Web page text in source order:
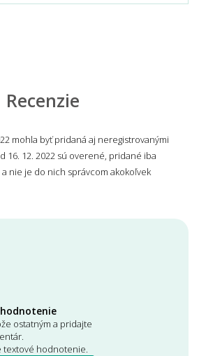
Recenzie
mohla byť pridaná aj neregistrovanými
16. 12. 2022 sú overené, pridané iba
nie je do nich správcom akokoľvek
ostatným a pridajte
hodnotenie.